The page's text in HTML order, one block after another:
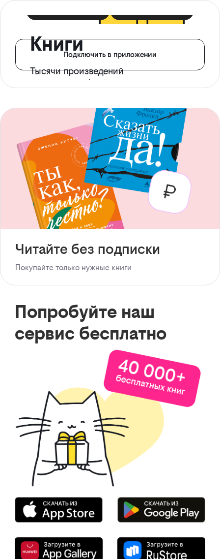
Книги
Тысячи произведений
с доступом офлайн
Подключить в приложении
Читайте без подписки
Покупайте только нужные книги
Попробуйте наш
сервис бесплатно